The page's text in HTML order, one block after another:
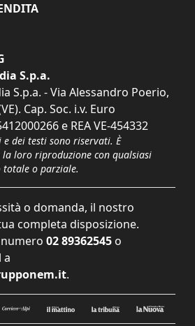
S.p.a.
S.p.a. - Via Alessandro Poerio,
Cap. Soc. i.v. Euro
e REA VE-454332
dei testi sono riservati. È
la loro riproduzione con qualsiasi
totale o parziale.
o domanda, il nostro
completa disposizione.
02 89362545 o
a
.